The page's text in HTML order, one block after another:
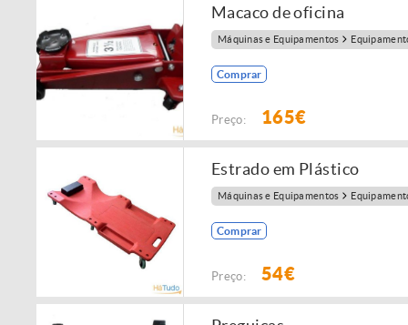
Macaco de oficina
Máquinas e Equipamentos
Comprar
Preço: 165€
Estrado em Plástico
Máquinas e Equipamentos
Comprar
Preço: 54€